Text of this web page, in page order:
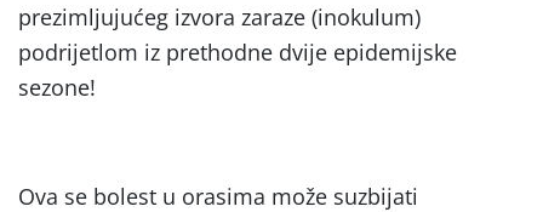
prezimljujućeg izvora zaraze (inokulum)
podrijetlom iz prethodne dvije epidemijske
sezone!
Ova se bolest u orasima može suzbijati